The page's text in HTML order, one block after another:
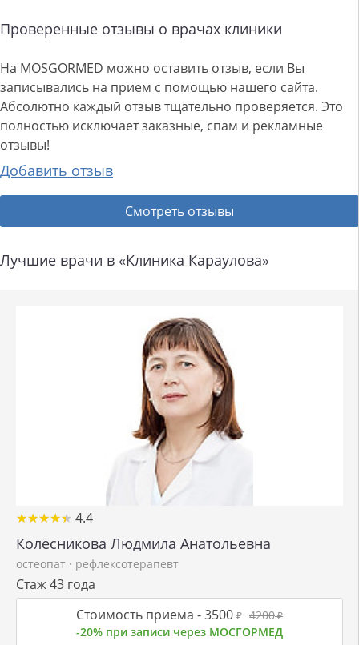
Проверенные отзывы о врачах клиники
На MOSGORMED можно оставить отзыв, если Вы
записывались на прием с помощью нашего сайта.
Абсолютно каждый отзыв тщательно проверяется. Это
полностью исключает заказные, спам и рекламные
отзывы!
Добавить отзыв
Смотреть отзывы
Лучшие врачи в «Клиника Караулова»
★★★★★
★★★★★ 4.4
Колесникова Людмила Анатольевна
остеопат · рефлексотерапевт
Стаж 43 года
Стоимость приема -3500 ₽ 4200₽
-20% при записи через МОСГОРМЕД